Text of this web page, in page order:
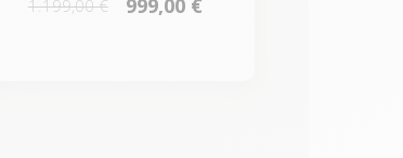
1.199,00 € 999,00 €